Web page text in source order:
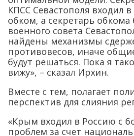
КПСС Севастополя входил
обком, а секретарь
военного совета
найдены механизмы
противовесов, иначе
будут решаться. Пока я
вижу», – сказал Ирхин.
Вместе с тем, полагает
перспектив для слияния
«Крым входил в Россию с
проблем за счет